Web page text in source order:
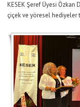
KESEK Şeref Üyesi Özkan
çiçek ve yöresel hediyeler